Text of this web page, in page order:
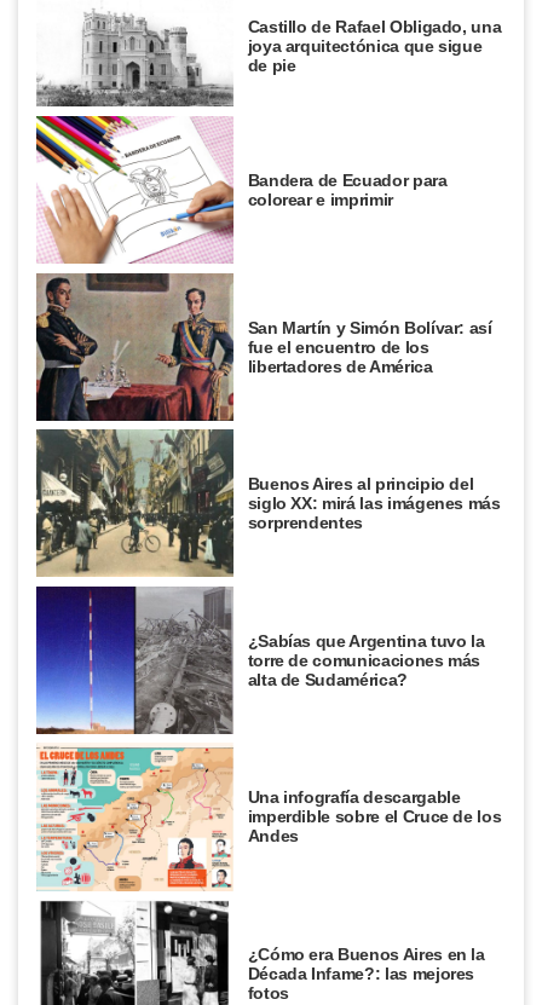
Castillo de Rafael Obligado, una
joya arquitectónica que sigue
de pie
Bandera de Ecuador para
colorear e imprimir
San Martín y Simón Bolívar: así
fue el encuentro de los
libertadores de América
Buenos Aires al principio del
siglo XX: mirá las imágenes más
sorprendentes
¿Sabías que Argentina tuvo la
torre de comunicaciones más
alta de Sudamérica?
Una infografía descargable
imperdible sobre el Cruce de los
Andes
¿Cómo era Buenos Aires en la
Década Infame?: las mejores
fotos